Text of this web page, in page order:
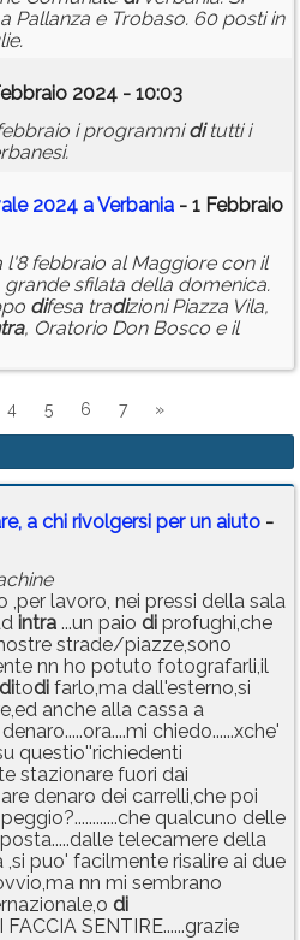
Pallanza e Trobaso. 60 posti in
2024 - 10:03
i programmiditutti i
2024 a Verbania - 1 Febbraio
l'8 febbraio al Maggiore con il
sfilata della domenica.
difesa tradizioni Piazza Vila,
, Oratorio Don Bosco e il
4 5 6 7 »
a chi rivolgersi per un aiuto -
,per lavoro, nei pressi della sala
intra ...un paio di profughi,che
strade/piazze,sono
nn ho potuto fotografarli,il
ditodi farlo,ma dall'esterno,si
anche alla cassa a
chiedo......xche'
questio''richiedenti
stazionare fuori dai
denaro dei carrelli,che poi
qualcuno delle
telecamere della
puo' facilmente risalire ai due
nn mi sembrano
di
SENTIRE......grazie